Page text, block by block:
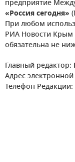
предприятие
«Россия сегодня»
При любом
РИА Новости Крым
обязательна не
Главный редактор:
Адрес
Телефон Редакции: